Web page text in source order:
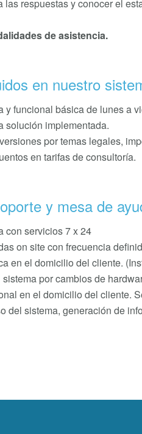
las respuestas y conocer el
de asistencia.
en nuestro
y funcional básica de lunes a
solución implementada.
por temas legales,
en tarifas de consultoría.
y mesa de
con servicios 7 x 24
on site con frecuencia
en el domicilio del cliente.
por cambios de
en el domicilio del cliente.
del sistema, generación de